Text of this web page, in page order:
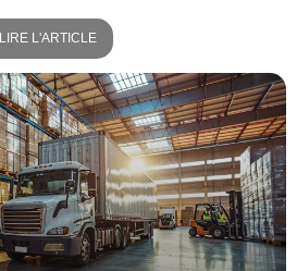
LIRE L'ARTICLE